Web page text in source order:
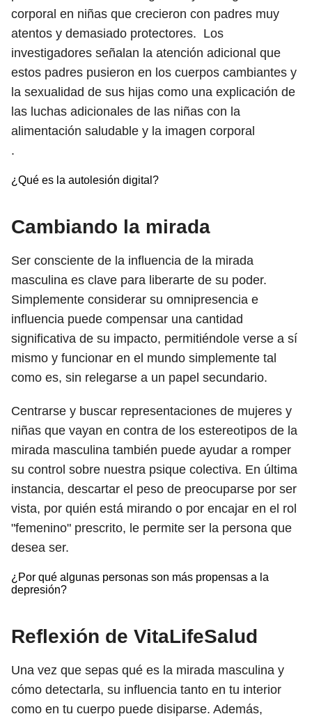
corporal en niñas que crecieron con padres muy
atentos y demasiado protectores. Los
investigadores señalan la atención adicional que
estos padres pusieron en los cuerpos cambiantes y
la sexualidad de sus hijas como una explicación de
las luchas adicionales de las niñas con la
alimentación saludable y la imagen corporal
.
¿Qué es la autolesión digital?
Cambiando la mirada
Ser consciente de la influencia de la mirada
masculina es clave para liberarte de su poder.
Simplemente considerar su omnipresencia e
influencia puede compensar una cantidad
significativa de su impacto, permitiéndole verse a sí
mismo y funcionar en el mundo simplemente tal
como es, sin relegarse a un papel secundario.
Centrarse y buscar representaciones de mujeres y
niñas que vayan en contra de los estereotipos de la
mirada masculina también puede ayudar a romper
su control sobre nuestra psique colectiva. En última
instancia, descartar el peso de preocuparse por ser
vista, por quién está mirando o por encajar en el rol
"femenino" prescrito, le permite ser la persona que
desea ser.
¿Por qué algunas personas son más propensas a la
depresión?
Reflexión de VitaLifeSalud
Una vez que sepas qué es la mirada masculina y
cómo detectarla, su influencia tanto en tu interior
como en tu cuerpo puede disiparse. Además,